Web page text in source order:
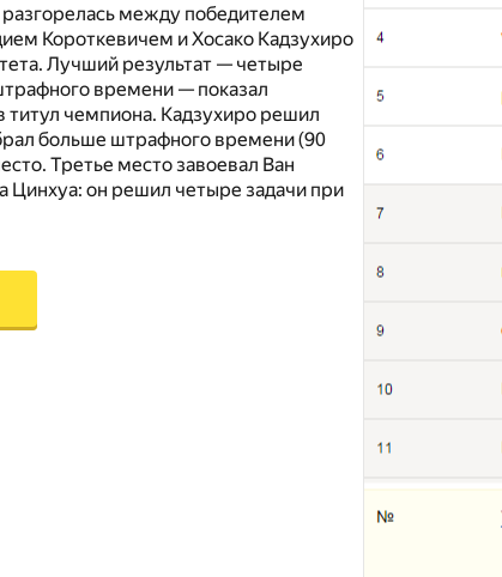
между победителем
Короткевичем и Хосако Кадзухиро
Лучший результат — четыре
времени — показал
титул чемпиона. Кадзухиро решил
больше штрафного времени (90
Третье место завоевал Ван
Цинхуа: он решил четыре задачи при